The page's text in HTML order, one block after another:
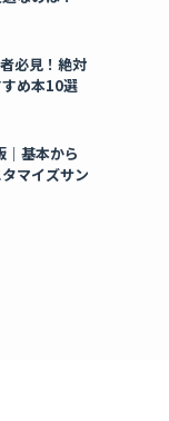
必見！絶対
め本10選
基本から
マイズサン